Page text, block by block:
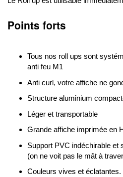
Points forts
Tous nos roll ups sont
anti feu M1
Anti curl, votre affiche ne
Structure aluminium
Léger et transportable
Grande affiche imprimée en
Support PVC indéchirable et
(on ne voit pas le mât à
Couleurs vives et